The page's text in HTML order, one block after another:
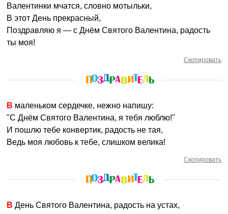
Валентинки мчатся, словно мотыльки,
В этот День прекрасный,
Поздравляю я — с Днём Святого Валентина, радость
ты моя!
Скопировать
В маленьком сердечке, нежно напишу:
"С Днём Святого Валентина, я тебя люблю!"
И пошлю тебе конвертик, радость не тая,
Ведь моя любовь к тебе, слишком велика!
Скопировать
В День Святого Валентина, радость на устах,